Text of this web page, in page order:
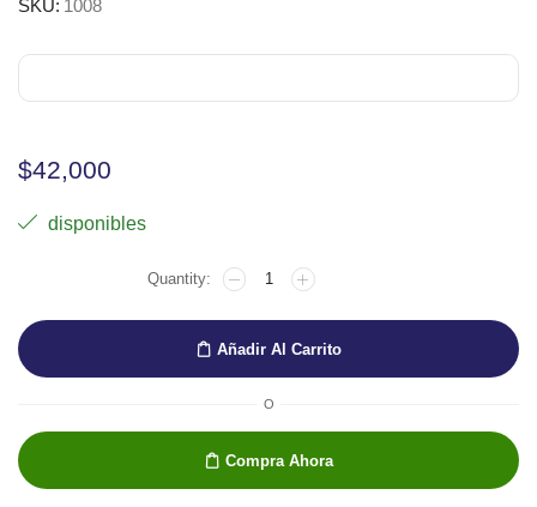
SKU: 1008
$42,000
disponibles
Espatula
Sennelier
1008
Añadir Al Carrito
O
Compra Ahora